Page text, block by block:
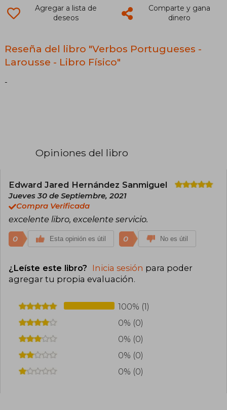
Agregar a lista de
deseos
Comparte y gana
dinero
Reseña del libro "Verbos Portugueses -
Larousse - Libro Físico"
-
Opiniones del libro
Edward Jared Hernández Sanmiguel
Jueves 30 de Septiembre, 2021
Compra Verificada
excelente libro, excelente servicio.
0 Esta opinión es útil 0 No es útil
¿Leíste este libro? Inicia sesión para poder
agregar tu propia evaluación.
100% (1)
0% (0)
0% (0)
0% (0)
0% (0)